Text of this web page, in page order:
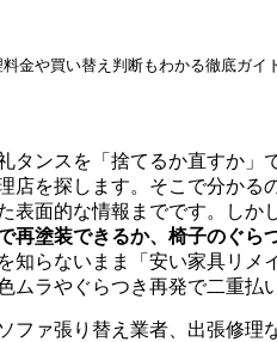
金や買い替え判断もわかる徹底ガイ
タンスを「捨てるか直すか」
店を探します。そこで分かる
表面的な情報までです。しか
再塗装できるか、椅子のぐら
知らないまま「安い家具リメ
ムラやぐらつき再発で二重払
ファ張り替え業者、出張修理